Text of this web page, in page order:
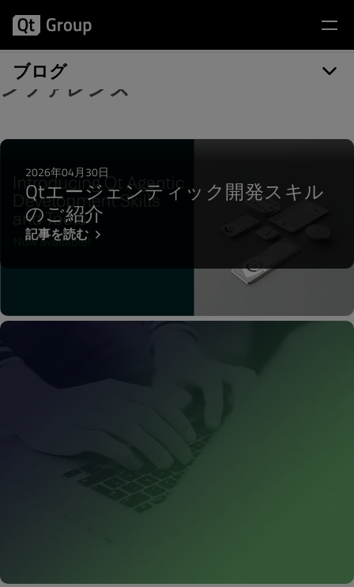
ブログ
記事カテゴリー: オープンソースカ
ンファレンス
2026年04月30日
Qtエージェンティック開発スキル
のご紹介
記事を読む